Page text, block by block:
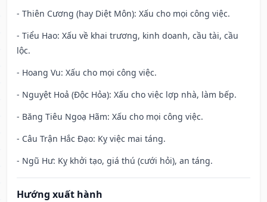
- Thiên Cương (hay Diệt Môn): Xấu cho mọi công việc.
- Tiểu Hao: Xấu về khai trương, kinh doanh, cầu tài, cầu
lộc.
- Hoang Vu: Xấu cho mọi công việc.
- Nguyệt Hoả (Độc Hỏa): Xấu cho việc lợp nhà, làm bếp.
- Băng Tiêu Ngoạ Hãm: Xấu cho mọi công việc.
- Câu Trận Hắc Đạo: Kỵ việc mai táng.
- Ngũ Hư: Kỵ khởi tạo, giá thú (cưới hỏi), an táng.
Hướng xuất hành